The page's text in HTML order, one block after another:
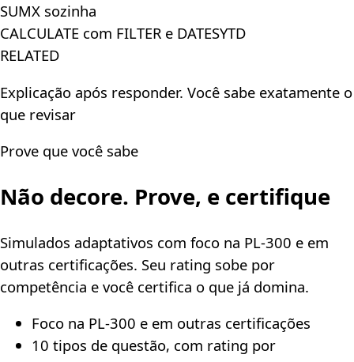
SUMX sozinha
CALCULATE com FILTER e DATESYTD
RELATED
Explicação após responder. Você sabe exatamente o
que revisar
Prove que você sabe
Não decore. Prove, e certifique
Simulados adaptativos com foco na PL-300 e em
outras certificações. Seu rating sobe por
competência e você certifica o que já domina.
Foco na PL-300 e em outras certificações
10 tipos de questão, com rating por